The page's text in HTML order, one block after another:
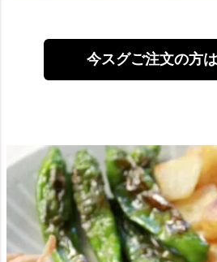
今スグご注文の方